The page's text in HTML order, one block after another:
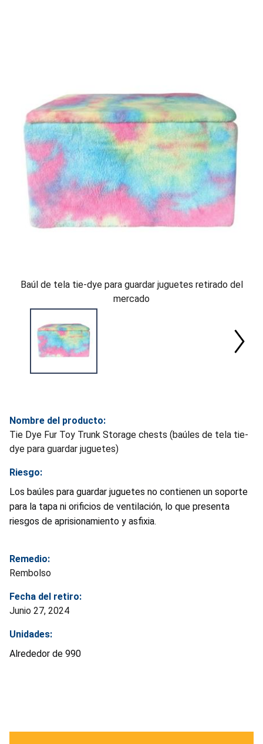
Baúl de tela tie-dye para guardar juguetes retirado del
mercado
Nombre del producto:
Tie Dye Fur Toy Trunk Storage chests (baúles de tela tie-
dye para guardar juguetes)
Riesgo:
Los baúles para guardar juguetes no contienen un soporte
para la tapa ni orificios de ventilación, lo que presenta
riesgos de aprisionamiento y asfixia.
Remedio:
Rembolso
Fecha del retiro:
Junio 27, 2024
Unidades:
Alrededor de 990